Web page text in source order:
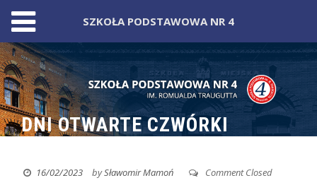
Skip
to
content
DNI OTWARTE CZWÓRKI
16/02/2023 bySławomir Mamoń Comment Closed
SZKOŁA PODSTAWOWA NR 4